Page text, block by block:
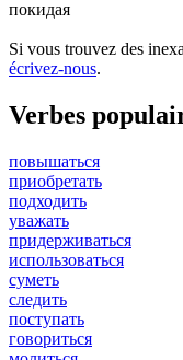
покидая
Si vous trouvez des
écrivez-nous.
Verbes
повышаться
приобретать
подходить
уважать
придерживаться
использоваться
суметь
следить
поступать
говориться